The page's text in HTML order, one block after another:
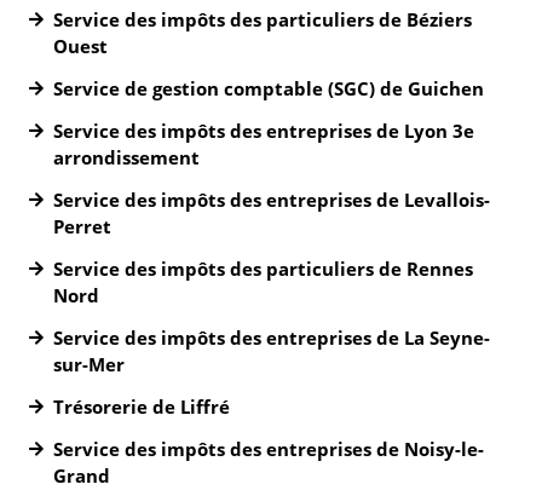
Service des impôts des particuliers de Béziers
Ouest
Service de gestion comptable (SGC) de Guichen
Service des impôts des entreprises de Lyon 3e
arrondissement
Service des impôts des entreprises de Levallois-
Perret
Service des impôts des particuliers de Rennes
Nord
Service des impôts des entreprises de La Seyne-
sur-Mer
Trésorerie de Liffré
Service des impôts des entreprises de Noisy-le-
Grand